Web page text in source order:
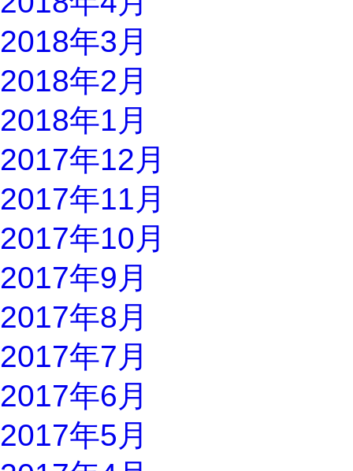
2018年3月
2018年2月
2018年1月
2017年12月
2017年11月
2017年10月
2017年9月
2017年8月
2017年7月
2017年6月
2017年5月